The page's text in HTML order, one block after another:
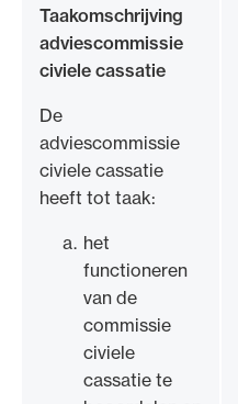
Taakomschrijving
adviescommissie
civiele cassatie
De
adviescommissie
civiele cassatie
heeft tot taak:
het
functioneren
van de
commissie
civiele
cassatie te